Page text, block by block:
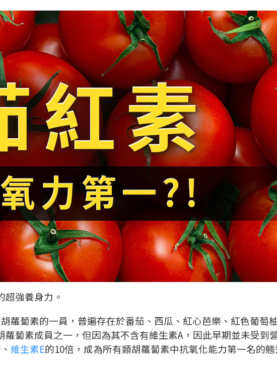
超強養身力。
蘿蔔素的一員，普遍存在於番茄、西瓜、紅心芭樂、紅色葡萄
蔔素成員之一，但因為其不含有維生素A ，因此早期並未受到
維生素E的10倍，成為所有類胡蘿蔔素中抗氧化能力第一名的翹